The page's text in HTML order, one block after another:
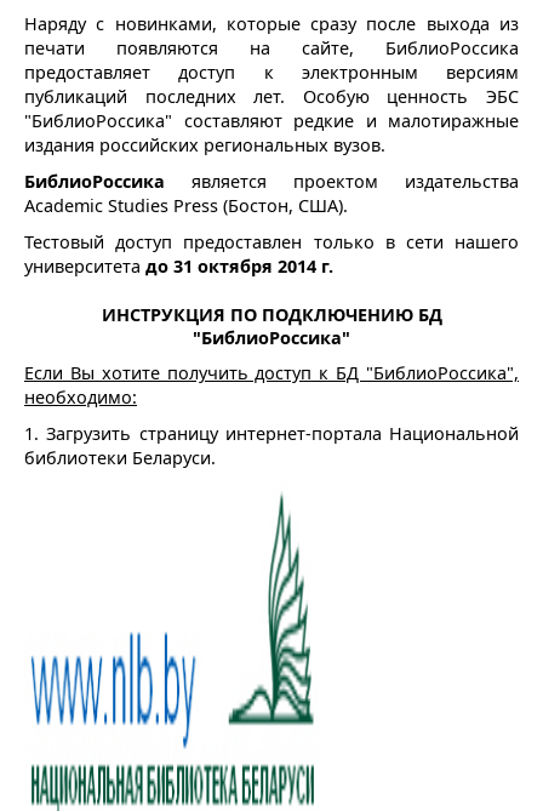
Наряду с новинками, которые сразу после выхода из
печати появляются на сайте, БиблиоРоссика
предоставляет доступ к электронным версиям
публикаций последних лет. Особую ценность ЭБС
"БиблиоРоссика" составляют редкие и малотиражные
издания российских региональных вузов.
БиблиоРоссика является проектом издательства
Academic Studies Press (Бостон, США).
Тестовый доступ предоставлен только в сети нашего
университета до 31 октября 2014 г.
ИНСТРУКЦИЯ ПО ПОДКЛЮЧЕНИЮ БД
"БиблиоРоссика"
Если Вы хотите получить доступ к БД "БиблиоРоссика",
необходимо:
1. Загрузить страницу интернет-портала Национальной
библиотеки Беларуси.